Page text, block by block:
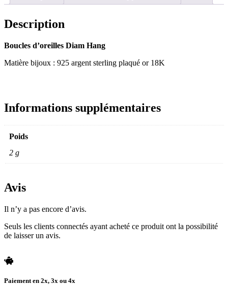
Description
Boucles d’oreilles Diam Hang
Matière bijoux : 925 argent sterling plaqué or 18K
Informations supplémentaires
Poids
2 g
Avis
Il n’y a pas encore d’avis.
Seuls les clients connectés ayant acheté ce produit ont la possibilité
de laisser un avis.
Paiement en 2x, 3x ou 4x